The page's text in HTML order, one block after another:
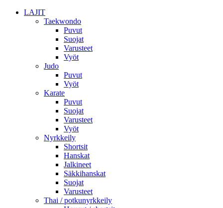
LAJIT
Taekwondo
Puvut
Suojat
Varusteet
Vyöt
Judo
Puvut
Vyöt
Karate
Puvut
Suojat
Varusteet
Vyöt
Nyrkkeily
Shortsit
Hanskat
Jalkineet
Säkkihanskat
Suojat
Varusteet
Thai / potkunyrkkeily